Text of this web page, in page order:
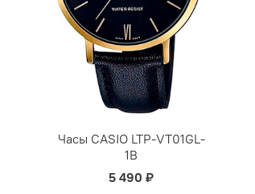
Часы CASIO LTP-VT01GL-
1B
5 490 ₽